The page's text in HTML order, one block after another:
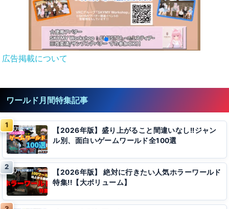
広告掲載について
ワールド月間特集記事
【2026年版】盛り上がること間違いなし!!ジャン
ル別、面白いゲームワールド全100選
【2026年版】 絶対に行きたい人気ホラーワールド
特集!!【大ボリューム】